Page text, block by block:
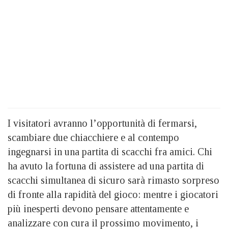
I visitatori avranno l’opportunità di fermarsi,
scambiare due chiacchiere e al contempo
ingegnarsi in una partita di scacchi fra amici. Chi
ha avuto la fortuna di assistere ad una partita di
scacchi simultanea di sicuro sarà rimasto sorpreso
di fronte alla rapidità del gioco: mentre i giocatori
più inesperti devono pensare attentamente e
analizzare con cura il prossimo movimento, i